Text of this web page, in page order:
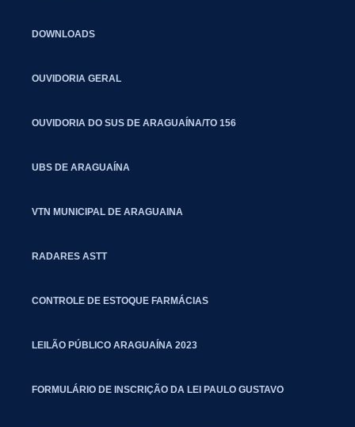
DOWNLOADS
OUVIDORIA GERAL
OUVIDORIA DO SUS DE ARAGUAÍNA/TO 156
UBS DE ARAGUAÍNA
VTN MUNICIPAL DE ARAGUAINA
RADARES ASTT
CONTROLE DE ESTOQUE FARMÁCIAS
LEILÃO PÚBLICO ARAGUAÍNA 2023
FORMULÁRIO DE INSCRIÇÃO DA LEI PAULO GUSTAVO